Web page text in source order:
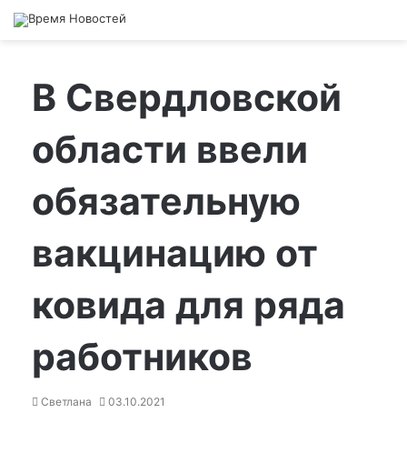
В Свердловской
области ввели
обязательную
вакцинацию от
ковида для ряда
работников
Светлана 03.10.2021